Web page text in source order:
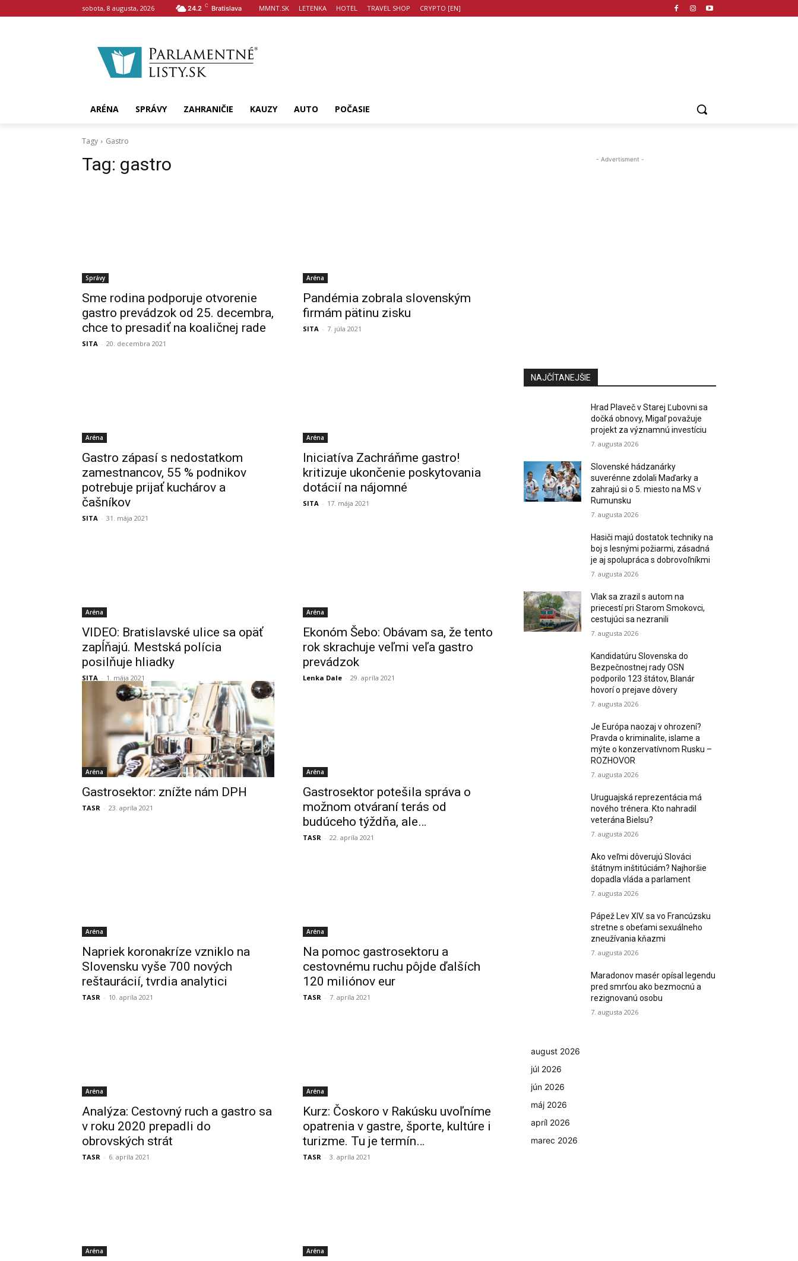
sobota, 8 augusta, 2026 24.2 C Bratislava MMNT.SK LETENKA HOTEL TRAVEL SHOP CRYPTO [EN]
ARÉNA SPRÁVY ZAHRANIČIE KAUZY AUTO POČASIE
Tagy Gastro
Tag: gastro
Správy
Sme rodina podporuje otvorenie
gastro prevádzok od 25. decembra,
chce to presadiť na koaličnej rade
SITA - 20. decembra 2021
Aréna
Pandémia zobrala slovenským
firmám pätinu zisku
SITA - 7. júla 2021
Aréna
Gastro zápasí s nedostatkom
zamestnancov, 55 % podnikov
potrebuje prijať kuchárov a
čašníkov
SITA - 31. mája 2021
Aréna
Iniciatíva Zachráňme gastro!
kritizuje ukončenie poskytovania
dotácií na nájomné
SITA - 17. mája 2021
Aréna
VIDEO: Bratislavské ulice sa opäť
zapĺňajú. Mestská polícia
posilňuje hliadky
SITA - 1. mája 2021
Aréna
Ekonóm Šebo: Obávam sa, že tento
rok skrachuje veľmi veľa gastro
prevádzok
Lenka Dale - 29. apríla 2021
Aréna
Gastrosektor: znížte nám DPH
TASR - 23. apríla 2021
Aréna
Gastrosektor potešila správa o
možnom otváraní terás od
budúceho týždňa, ale…
TASR - 22. apríla 2021
Aréna
Napriek koronakríze vzniklo na
Slovensku vyše 700 nových
reštaurácií, tvrdia analytici
TASR - 10. apríla 2021
Aréna
Na pomoc gastrosektoru a
cestovnému ruchu pôjde ďalších
120 miliónov eur
TASR - 7. apríla 2021
Aréna
Analýza: Cestovný ruch a gastro sa
v roku 2020 prepadli do
obrovských strát
TASR - 6. apríla 2021
Aréna
Kurz: Čoskoro v Rakúsku uvoľníme
opatrenia v gastre, športe, kultúre i
turizme. Tu je termín…
TASR - 3. apríla 2021
Aréna Aréna
- Advertisment -
NAJČÍTANEJŠIE
Hrad Plaveč v Starej Ľubovni sa
dočká obnovy, Migaľ považuje
projekt za významnú investíciu
7. augusta 2026
Slovenské hádzanárky
suverénne zdolali Maďarky a
zahrajú si o 5. miesto na MS v
Rumunsku
7. augusta 2026
Hasiči majú dostatok techniky na
boj s lesnými požiarmi, zásadná
je aj spolupráca s dobrovoľníkmi
7. augusta 2026
Vlak sa zrazil s autom na
priecestí pri Starom Smokovci,
cestujúci sa nezranili
7. augusta 2026
Kandidatúru Slovenska do
Bezpečnostnej rady OSN
podporilo 123 štátov, Blanár
hovorí o prejave dôvery
7. augusta 2026
Je Európa naozaj v ohrození?
Pravda o kriminalite, islame a
mýte o konzervatívnom Rusku –
ROZHOVOR
7. augusta 2026
Uruguajská reprezentácia má
nového trénera. Kto nahradil
veterána Bielsu?
7. augusta 2026
Ako veľmi dôverujú Slováci
štátnym inštitúciám? Najhoršie
dopadla vláda a parlament
7. augusta 2026
Pápež Lev XIV. sa vo Francúzsku
stretne s obeťami sexuálneho
zneužívania kňazmi
7. augusta 2026
Maradonov masér opísal legendu
pred smrťou ako bezmocnú a
rezignovanú osobu
7. augusta 2026
august 2026
júl 2026
jún 2026
máj 2026
apríl 2026
marec 2026